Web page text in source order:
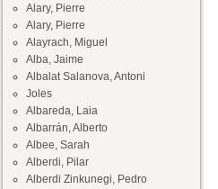
Alary, Pierre
Alary, Pierre
Alayrach, Miguel
Alba, Jaime
Albalat Salanova, Antoni
Joles
Albareda, Laia
Albarrán, Alberto
Albee, Sarah
Alberdi, Pilar
Alberdi Zinkunegi, Pedro